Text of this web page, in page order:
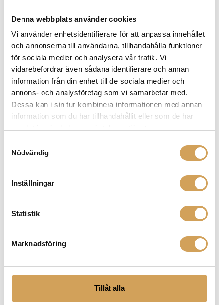
Denna webbplats använder cookies
Vi använder enhetsidentifierare för att anpassa innehållet
och annonserna till användarna, tillhandahålla funktioner
för sociala medier och analysera vår trafik. Vi
vidarebefordrar även sådana identifierare och annan
information från din enhet till de sociala medier och
annons- och analysföretag som vi samarbetar med.
Dessa kan i sin tur kombinera informationen med annan
information som du har tillhandahållit eller som de har
Nödvändig
Inställningar
Statistik
Marknadsföring
Tillåt alla
komponenten du behöver redan idag!
Relaterade produkter
fr.899,00kr/st.
produkten
har
flera